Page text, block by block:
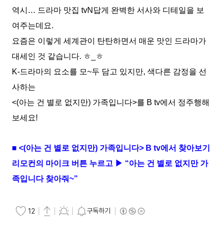
역시… 드라마 맛집 tvN답게 완벽한 서사와 디테일을 보
여주는데요.
요즘은 이렇게 세계관이 탄탄하면서 매운 맛인 드라마가
대세인 것 같습니다. ㅎ_ㅎ
K-드라마의 요소를 모~두 담고 있지만, 색다른 감정을 선
사하는
<(아는 건 별로 없지만) 가족입니다>를 B tv에서 정주행해
보세요!
■ <(아는 건 별로 없지만) 가족입니다> B tv에서 찾아보기
리모컨의 마이크 버튼 누르고 ▶ “아는 건 별로 없지만 가
족입니다 찾아줘~”
12 구독하기